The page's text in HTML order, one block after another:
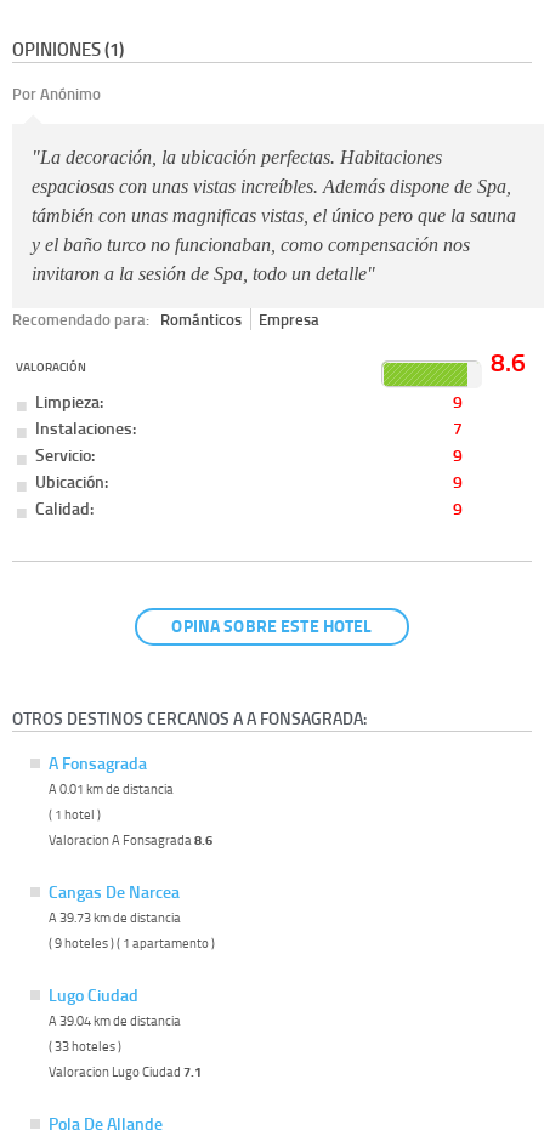
OPINIONES (1)
Por Anónimo
"La decoración, la ubicación perfectas. Habitaciones
espaciosas con unas vistas increíbles. Además dispone de Spa,
támbién con unas magnificas vistas, el único pero que la sauna
y el baño turco no funcionaban, como compensación nos
invitaron a la sesión de Spa, todo un detalle"
Recomendado para: Románticos Empresa
VALORACIÓN 8.6
Limpieza:
9
Instalaciones:
7
Servicio:
9
Ubicación:
9
Calidad:
9
OPINA SOBRE ESTE HOTEL
OTROS DESTINOS CERCANOS A A FONSAGRADA:
A Fonsagrada
A 0.01 km de distancia
( 1 hotel )
Valoracion A Fonsagrada8.6
Cangas De Narcea
A 39.73 km de distancia
( 9 hoteles ) ( 1 apartamento )
Lugo Ciudad
A 39.04 km de distancia
( 33 hoteles )
Valoracion Lugo Ciudad 7.1
Pola De Allande